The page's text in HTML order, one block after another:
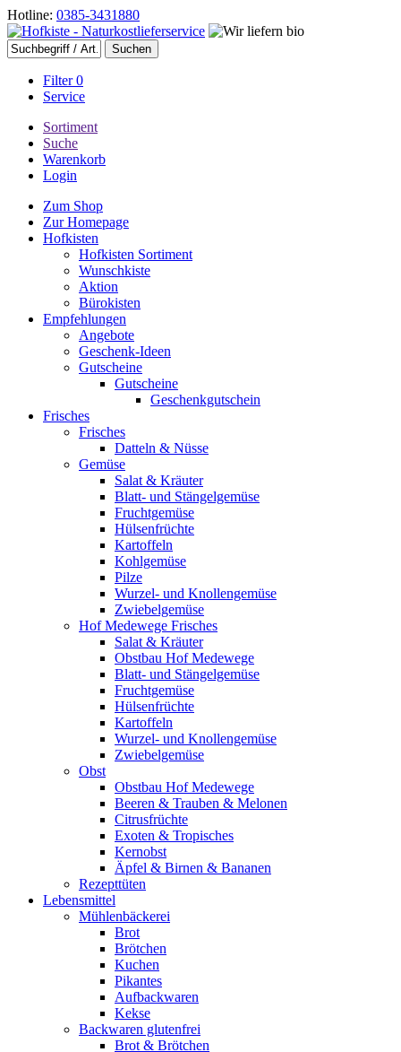
Hotline: 0385-3431880
Filter0
Service
Sortiment
Suche
Warenkorb
Login
Zum Shop
Zur Homepage
Hofkisten
Hofkisten Sortiment
Wunschkiste
Aktion
Bürokisten
Empfehlungen
Angebote
Geschenk-Ideen
Gutscheine
Gutscheine
Geschenkgutschein
Frisches
Frisches
Datteln & Nüsse
Gemüse
Salat & Kräuter
Blatt- und Stängelgemüse
Fruchtgemüse
Hülsenfrüchte
Kartoffeln
Kohlgemüse
Pilze
Wurzel- und Knollengemüse
Zwiebelgemüse
Hof Medewege Frisches
Salat & Kräuter
Obstbau Hof Medewege
Blatt- und Stängelgemüse
Fruchtgemüse
Hülsenfrüchte
Kartoffeln
Wurzel- und Knollengemüse
Zwiebelgemüse
Obst
Obstbau Hof Medewege
Beeren & Trauben & Melonen
Citrusfrüchte
Exoten & Tropisches
Kernobst
Äpfel & Birnen & Bananen
Rezepttüten
Lebensmittel
Mühlenbäckerei
Brot
Brötchen
Kuchen
Pikantes
Aufbackwaren
Kekse
Backwaren glutenfrei
Brot & Brötchen